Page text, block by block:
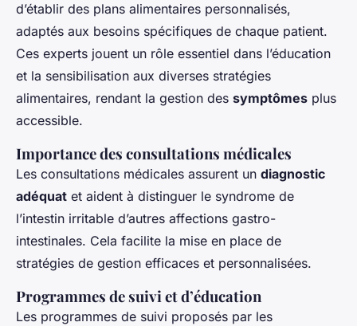
d’établir des plans alimentaires personnalisés,
adaptés aux besoins spécifiques de chaque patient.
Ces experts jouent un rôle essentiel dans l’éducation
et la sensibilisation aux diverses stratégies
alimentaires, rendant la gestion des symptômes plus
accessible.
Importance des consultations médicales
Les consultations médicales assurent un diagnostic
adéquat et aident à distinguer le syndrome de
l’intestin irritable d’autres affections gastro-
intestinales. Cela facilite la mise en place de
stratégies de gestion efficaces et personnalisées.
Programmes de suivi et d’éducation
Les programmes de suivi proposés par les